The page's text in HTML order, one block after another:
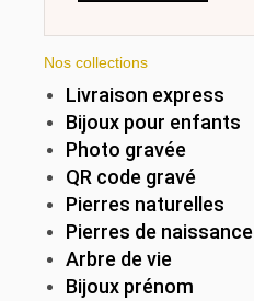
Nos collections
Livraison express
Bijoux pour enfants
Photo gravée
QR code gravé
Pierres naturelles
Pierres de naissance
Arbre de vie
Bijoux prénom